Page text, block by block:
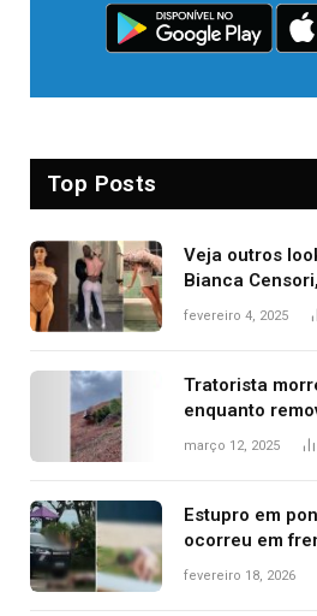
Top Posts
Veja outros
Bianca
West que
fevereiro 4, 2025
Tratorista
enquanto
ribanceira de
março 12, 2025
Estupro em
ocorreu em
segurança;
fevereiro 18, 2026